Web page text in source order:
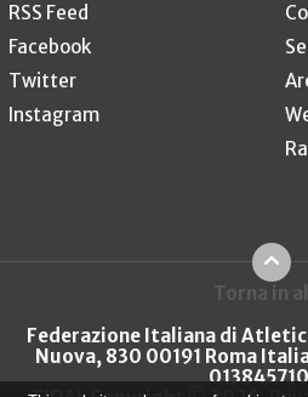
RSS Feed
Facebook
Twitter
Instagram
Torna in
Federazione Italiana di
Nuova, 830 00191 Roma